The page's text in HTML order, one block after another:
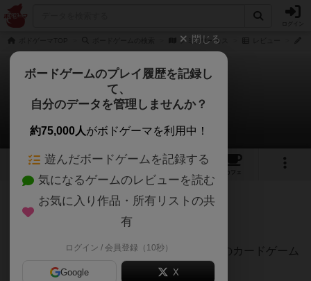
ノミのサーカス
ノミのサーカス
ちゃいさんのレビュー
5 3
カフェ
506名 0名 0 9年以上前
クニツィアの代表作のひとつでバースト系のカードゲーム
閉じる
ボードゲームのプレイ履歴を記録し
て、
自分のデータを管理しませんか？
約75,000人がボドゲーマを利用中！
遊んだボードゲームを記録する
気になるゲームのレビューを読む
お気に入り作品・所有リストの共
有
ログイン / 会員登録（10秒）
Google X